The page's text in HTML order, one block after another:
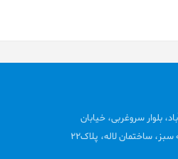
بلوار سروغربی، خیابان
ساختمان لاله، پلاک22